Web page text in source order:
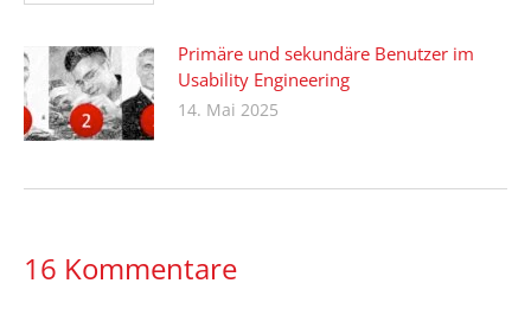
Primäre und sekundäre Benutzer im
Usability Engineering
14. Mai 2025
16 Kommentare